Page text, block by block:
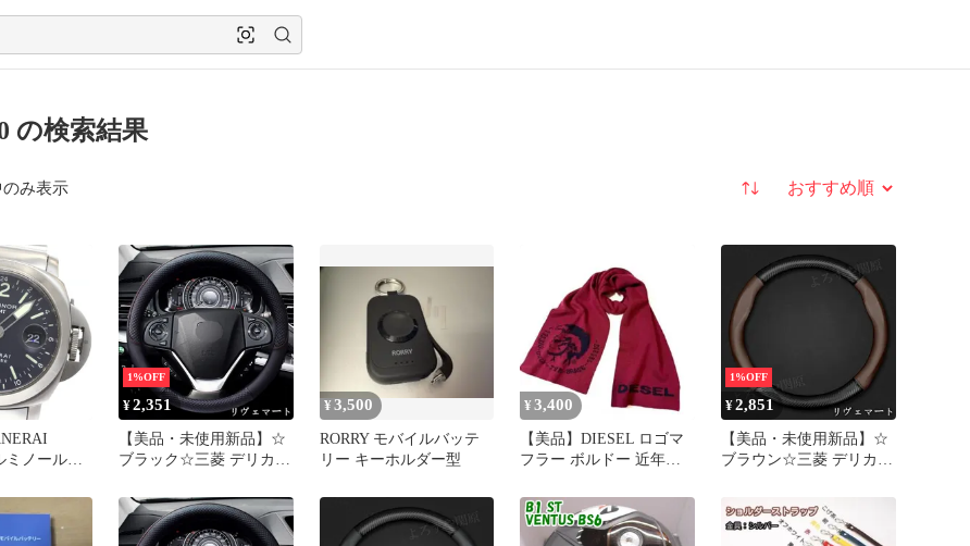
の検索結果
のみ表示 並び替え
ミノール
き メンズ
き_914068
1%OFF
¥2,351
【美品・未使用新品】☆
ブラック☆三菱 デリカ
ルカバー ハンドルカバー
レザー円形 O型 Sサイズ
38CM DELICA D2アクセ
¥3,500
RORRY モバイルバッテ
リー キーホルダー型
¥ 3,400
【美品】DIESEL ロゴマ
フラー ボルドー 近年モ
1%OFF
¥2,851
【美品・未使用新品】☆
ブラウン☆三菱 デリカ
ルカバー ハンドルカバー
レザー円形 O型 Sサイズ
38CM DELICA D2アクセ